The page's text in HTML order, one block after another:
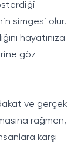
simgesi olur.
hayatınıza
göz
ve gerçek
rağmen,
karşı